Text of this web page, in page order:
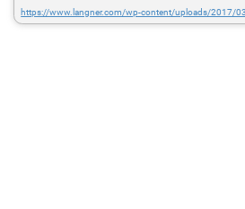
https://www.langner.com/wp-content/uploads/2017/